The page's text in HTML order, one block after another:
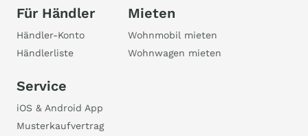
Für Händler
Händler-Konto
Händlerliste
Mieten
Wohnmobil mieten
Wohnwagen mieten
Service
iOS & Android App
Musterkaufvertrag